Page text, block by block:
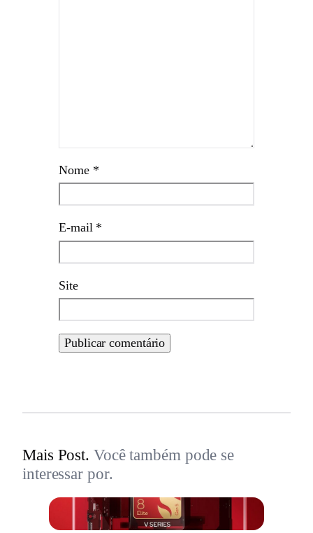
Nome *
E-mail *
Site
Mais Post. Você também pode se
interessar por.